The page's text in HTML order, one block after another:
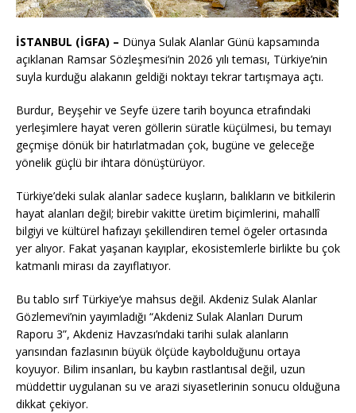
İSTANBUL (İGFA) – Dünya Sulak Alanlar Günü kapsamında
açıklanan Ramsar Sözleşmesi’nin 2026 yılı teması, Türkiye’nin
suyla kurduğu alakanın geldiği noktayı tekrar tartışmaya açtı.
Burdur, Beyşehir ve Seyfe üzere tarih boyunca etrafındaki
yerleşimlere hayat veren göllerin süratle küçülmesi, bu temayı
geçmişe dönük bir hatırlatmadan çok, bugüne ve geleceğe
yönelik güçlü bir ihtara dönüştürüyor.
Türkiye’deki sulak alanlar sadece kuşların, balıkların ve bitkilerin
hayat alanları değil; birebir vakitte üretim biçimlerini, mahallî
bilgiyi ve kültürel hafızayı şekillendiren temel ögeler ortasında
yer alıyor. Fakat yaşanan kayıplar, ekosistemlerle birlikte bu çok
katmanlı mirası da zayıflatıyor.
Bu tablo sırf Türkiye’ye mahsus değil. Akdeniz Sulak Alanlar
Gözlemevi’nin yayımladığı “Akdeniz Sulak Alanları Durum
Raporu 3”, Akdeniz Havzası’ndaki tarihi sulak alanların
yarısından fazlasının büyük ölçüde kaybolduğunu ortaya
koyuyor. Bilim insanları, bu kaybın rastlantısal değil, uzun
müddettir uygulanan su ve arazi siyasetlerinin sonucu olduğuna
dikkat çekiyor.